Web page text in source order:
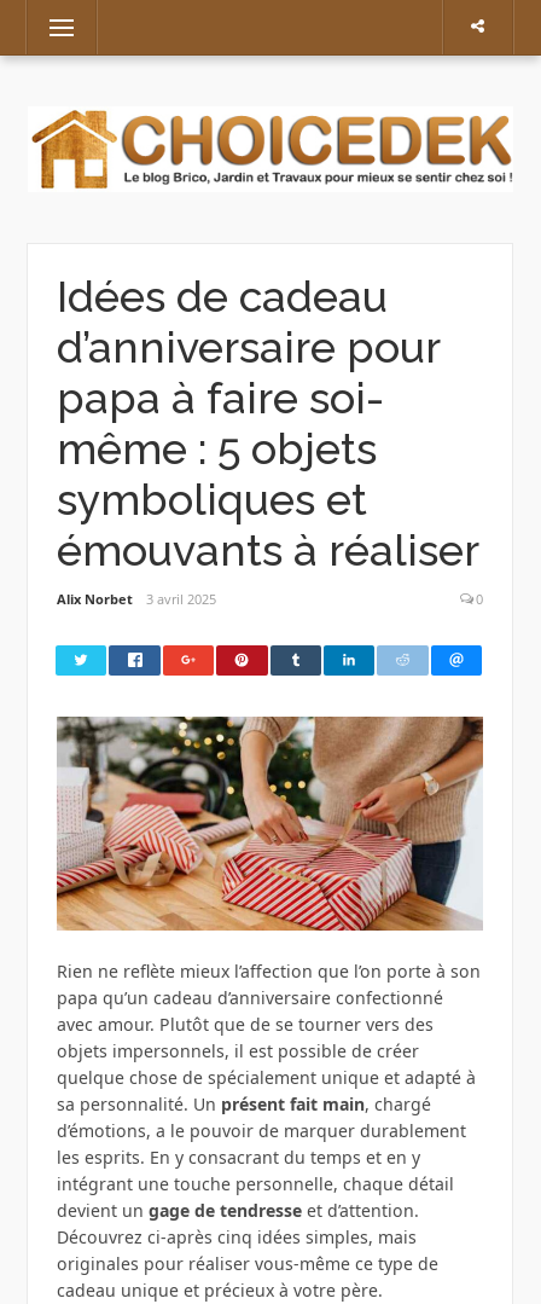
content
Menu
Idées de cadeau
d’anniversaire pour
papa à faire soi-
même : 5 objets
symboliques et
émouvants à réaliser
Alix Norbet 3 avril 2025 0
Rien ne reflète mieux l’affection que l’on porte à son
papa qu’un cadeau d’anniversaire confectionné
avec amour. Plutôt que de se tourner vers des
objets impersonnels, il est possible de créer
quelque chose de spécialement unique et adapté à
sa personnalité. Un présent fait main, chargé
d’émotions, a le pouvoir de marquer durablement
les esprits. En y consacrant du temps et en y
intégrant une touche personnelle, chaque détail
devient un gage de tendresseet d’attention.
Découvrez ci-après cinq idées simples, mais
originales pour réaliser vous-même ce type de
cadeau unique et précieux à votre père.